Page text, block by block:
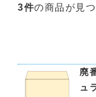
3件の商品が見
廃
ュ